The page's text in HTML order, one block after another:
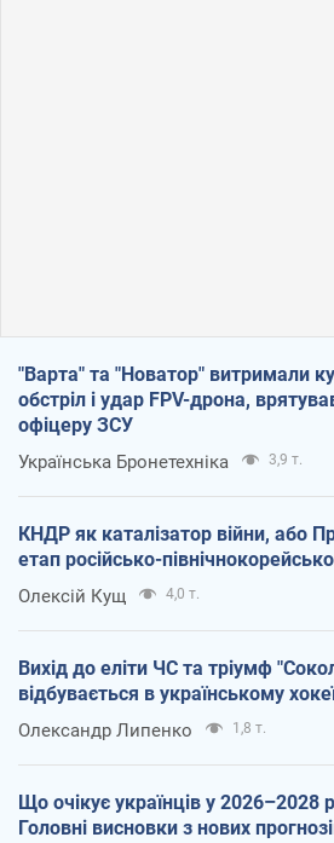
"Варта" та "Новатор" витримали
обстріл і удар FPV-дрона,
офіцеру ЗСУ
Українська Бронетехніка 3,9 т.
КНДР як каталізатор війни, або
етап російсько-
Олексій Кущ 4,0 т.
Вихід до еліти ЧС та тріумф
відбувається в українському
Олександр Липенко 1,8 т.
Що очікує українців у 2026–2028
Головні висновки з нових